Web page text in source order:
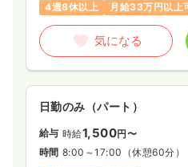
4週8休以上
月給33万円以上
気になる
日勤のみ（パート）
給与 時給1,500円〜
時間 8:00～17:00 （休憩60分）